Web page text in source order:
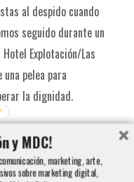
al despido cuando
seguido durante un
Explotación/Las
pelea para
la dignidad.
y MDC!
marketing, arte,
sobre marketing digital,